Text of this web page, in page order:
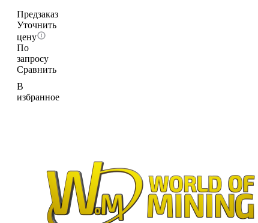
Предзаказ
Уточнить
цену
По
запросу
Сравнить
В
избранное